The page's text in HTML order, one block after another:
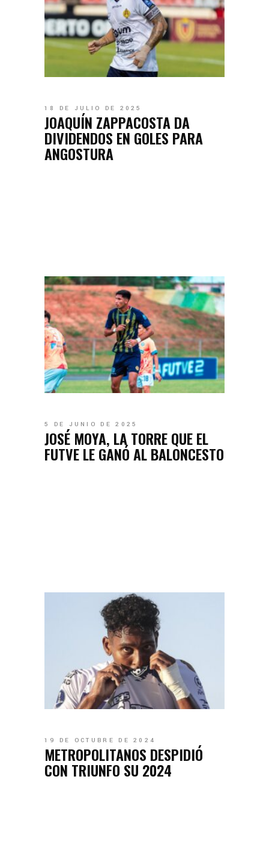
18 DE JULIO DE 2025
JOAQUÍN ZAPPACOSTA DA
DIVIDENDOS EN GOLES PARA
ANGOSTURA
5 DE JUNIO DE 2025
JOSÉ MOYA, LA TORRE QUE EL
FUTVE LE GANÓ AL BALONCESTO
19 DE OCTUBRE DE 2024
METROPOLITANOS DESPIDIÓ
CON TRIUNFO SU 2024